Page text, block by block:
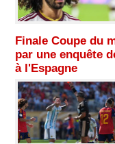
Finale Coupe du
par une enquête
à l'Espagne